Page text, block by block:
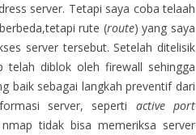
server. Tetapi saya coba telaah
rute (route) yang saya
server tersebut. Setelah ditelisik
telah diblok oleh firewall sehingga
baik sebagai langkah preventif dari
server, seperti active port
tidak bisa memeriksa server